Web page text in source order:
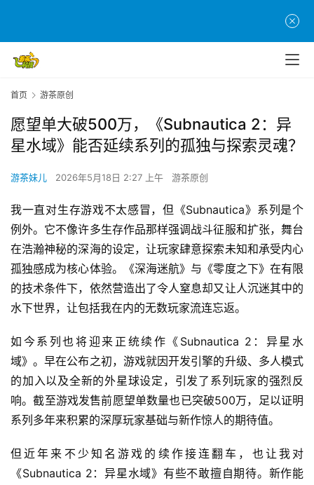
首页 游茶原创
愿望单大破500万，《Subnautica 2：异
星水域》能否延续系列的孤独与探索灵魂？
游茶妹儿 2026年5月18日 2:27 上午 游茶原创
我一直对生存游戏不太感冒，但《Subnautica》系列是个
例外。它不像许多生存作品那样强调战斗征服和扩张，舞台
在浩瀚神秘的深海的设定，让玩家肆意探索未知和承受内心
孤独感成为核心体验。《深海迷航》与《零度之下》在有限
的技术条件下，依然营造出了令人窒息却又让人沉迷其中的
水下世界，让包括我在内的无数玩家流连忘返。
如今系列也将迎来正统续作《Subnautica 2：异星水
域》。早在公布之初，游戏就因开发引擎的升级、多人模式
的加入以及全新的外星球设定，引发了系列玩家的强烈反
响。截至游戏发售前愿望单数量也已突破500万，足以证明
系列多年来积累的深厚玩家基础与新作惊人的期待值。
但近年来不少知名游戏的续作接连翻车，也让我对
《Subnautica 2：异星水域》有些不敢擅自期待。新作能